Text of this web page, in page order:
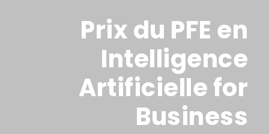
Prix du PFE en
Intelligence
Artificielle for
Business